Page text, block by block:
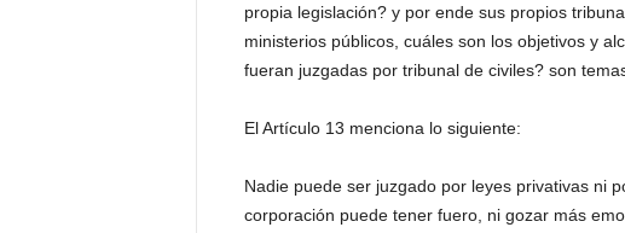
propia legislación? y por ende sus propios
ministerios públicos, cuáles son los objetivos y
fueran juzgadas por tribunal de civiles? son
El Artículo 13 menciona lo siguiente:
Nadie puede ser juzgado por leyes privativas ni
corporación puede tener fuero, ni gozar más